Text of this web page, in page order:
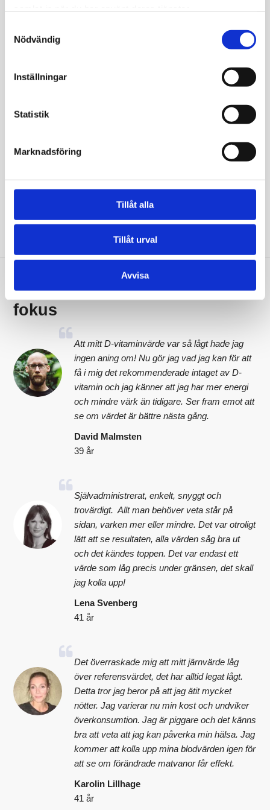
Nödvändig
Inställningar
Statistik
Marknadsföring
Tillåt alla
Tillåt urval
Avvisa
provtagningsställe nära dig.
samarbete med bl.a. Karolinska
Kommentar från Mediseras läkare ingår alltid,
provsvar inom 1-5 dagar.
Mediseras läkare tar kontakt vid gravt avvikande
provsvar.
Patientsäkert, enkelt och tryggt.
Nature.
Vi sätter våra kunders hälsa i
fokus
Att mitt D-vitaminvärde var så lågt hade jag
ingen aning om! Nu gör jag vad jag kan för att
få i mig det rekommenderade intaget av D-
vitamin och jag känner att jag har mer energi
och mindre värk än tidigare. Ser fram emot att
se om värdet är bättre nästa gång.
David Malmsten
39 år
Självadministrerat, enkelt, snyggt och
trovärdigt. Allt man behöver veta står på
sidan, varken mer eller mindre. Det var otroligt
lätt att se resultaten, alla värden såg bra ut
och det kändes toppen. Det var endast ett
värde som låg precis under gränsen, det skall
jag kolla upp!
Lena Svenberg
41 år
Det överraskade mig att mitt järnvärde låg
över referensvärdet, det har alltid legat lågt.
Detta tror jag beror på att jag ätit mycket
nötter. Jag varierar nu min kost och undviker
överkonsumtion. Jag är piggare och det känns
bra att veta att jag kan påverka min hälsa. Jag
kommer att kolla upp mina blodvärden igen för
att se om förändrade matvanor får effekt.
Karolin Lillhage
41 år